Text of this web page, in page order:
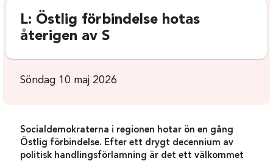
L: Östlig förbindelse hotas
återigen av S
Söndag 10 maj 2026
Socialdemokraterna i regionen hotar ön en gång
Östlig förbindelse. Efter ett drygt decennium av
politisk handlingsförlamning är det ett välkommet